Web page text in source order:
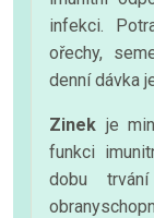
infekci.
ořechy,
denní dávka
Zinek je
funkci
dobu